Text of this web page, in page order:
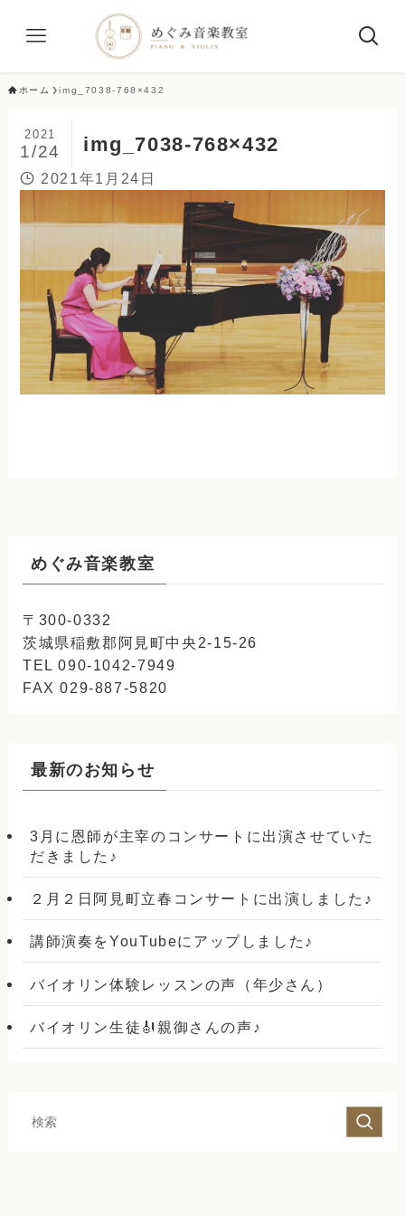
ホーム img_7038-768×432
img_7038-768×432
2021
1/24
2021年1月24日
めぐみ音楽教室
〒300-0332
茨城県稲敷郡阿見町中央2-15-26
TEL 090-1042-7949
FAX 029-887-5820
最新のお知らせ
3月に恩師が主宰のコンサートに出演させていた
だきました♪
２月２日阿見町立春コンサートに出演しました♪
講師演奏をYouTubeにアップしました♪
バイオリン体験レッスンの声（年少さん）
バイオリン生徒🎻親御さんの声♪